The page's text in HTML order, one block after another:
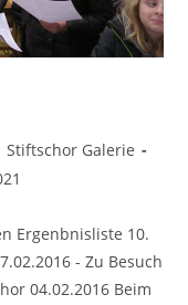
Stiftschor Galerie
Ergenbnisliste 10.
- Zu Besuch
04.02.2016 Beim